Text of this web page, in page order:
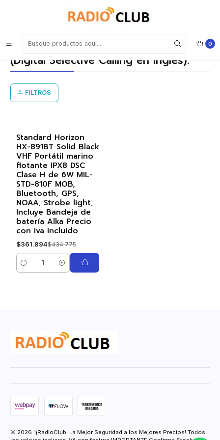
0
DSC Clase H Llamada Selectiva Digital (Digital Selective Calling en
DSC Clase H Llamada Selectiva Digital
(Digital Selective Calling en inglés).
FILTROS
-17%
Standard Horizon
HX-891BT Solid Black
VHF Portátil marino
flotante IPX8 DSC
Clase H de 6W MIL-
STD-810F MOB,
Bluetooth, GPS,
NOAA, Strobe light,
Incluye Bandeja de
batería Alka Precio
con iva incluido
$361.894$434.775
Cantidad
2026 "¡RadioClub: La Mejor Seguridad a los Mejores Precios! Todos